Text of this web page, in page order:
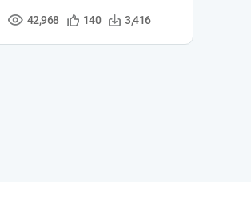
조
수
42,968
관
등
140
다
수
3,416